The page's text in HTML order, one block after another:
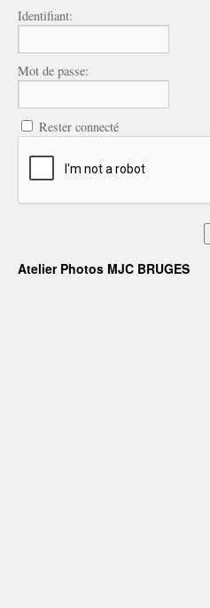
Identifiant:
Mot de passe:
Rester connecté
Atelier Photos MJC BRUGES